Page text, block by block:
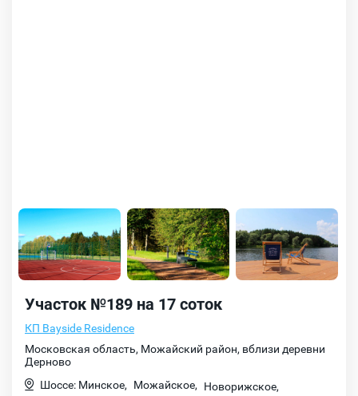
Участок №189 на 17 соток
КП Bayside Residence
Московская область, Можайский район, вблизи деревни
Дерново
Шоссе: Минское,
Можайское,
Новорижское,